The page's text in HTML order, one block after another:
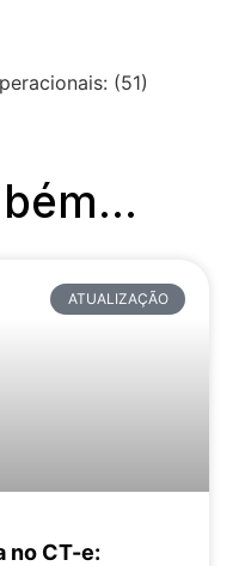
(51)
ATUALIZAÇÃO
no CT-e: